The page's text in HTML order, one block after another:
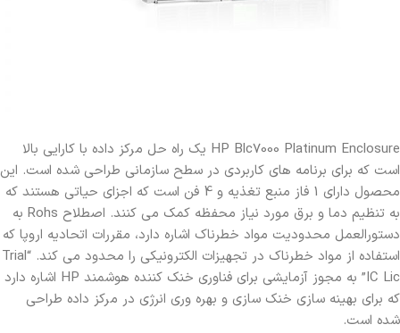
HP Blc7000 Platinum Enclosure یک راه حل مرکز داده با کارایی بالا
است که برای برنامه های کاربردی در سطح سازمانی طراحی شده است. این
محصول دارای 1 فاز منبع تغذیه و 4 فن است که اجزای حیاتی هستند که
به تنظیم دما و برق مورد نیاز محفظه کمک می کنند. اصطلاح Rohs به
دستورالعمل محدودیت مواد خطرناک اشاره دارد، مقررات اتحادیه اروپا که
استفاده از مواد خطرناک در تجهیزات الکترونیکی را محدود می کند. “Trial
IC Lic” به مجوز آزمایشی برای فناوری خنک کننده هوشمند HP اشاره دارد
که برای بهینه سازی خنک سازی و بهره وری انرژی در مرکز داده طراحی
شده است.